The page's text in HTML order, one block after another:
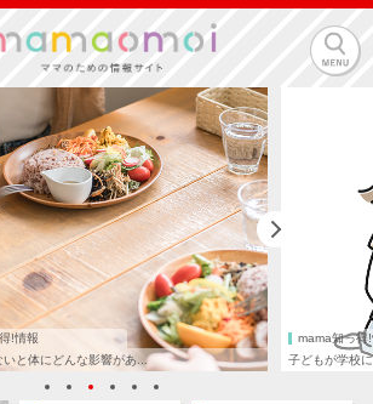
!情報
いと体にどんな影響があ...
mama知っ得
子どもが学校